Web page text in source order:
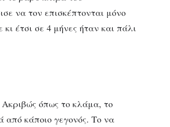
να τον επισκέπτονται μόνο
έτσι σε 4 μήνες ήταν και πάλι
Ακριβώς όπως το κλάμα, το
από κάποιο γεγονός. Το να